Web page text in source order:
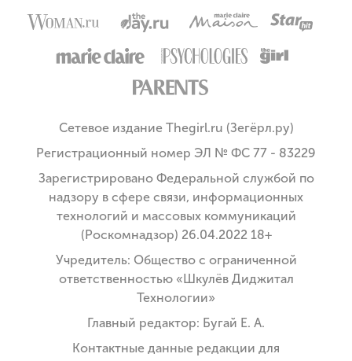
Сетевое издание Thegirl.ru (Зегёрл.ру)
Регистрационный номер ЭЛ № ФС 77 - 83229
Зарегистрировано Федеральной службой по
надзору в сфере связи, информационных
технологий и массовых коммуникаций
(Роскомнадзор) 26.04.2022 18+
Учредитель: Общество с ограниченной
ответственностью «Шкулёв Диджитал
Технологии»
Главный редактор: Бугай Е. А.
Контактные данные редакции для